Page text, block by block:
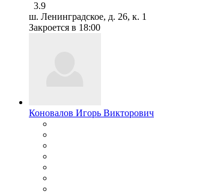
3.9
ш. Ленинградское, д. 26, к. 1
Закроется в 18:00
Коновалов Игорь Викторович